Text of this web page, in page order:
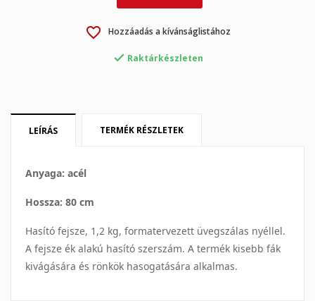
favorite_border Hozzáadás a kívánságlistához
 Raktárkészleten
LEÍRÁS TERMÉK RÉSZLETEK
Anyaga: acél
Hossza: 80 cm
Hasító fejsze, 1,2 kg, formatervezett üvegszálas nyéllel.
A fejsze ék alakú hasító szerszám. A termék kisebb fák
kivágására és rönkök hasogatására alkalmas.
My wishlists
Kívánságlista létrehozása
Kívánságlista neve
Mégsem Kívánságlista létrehozása
Bejelentkezés
Be kell jelentkezned a termékek kívánságlistába történő
Mégsem